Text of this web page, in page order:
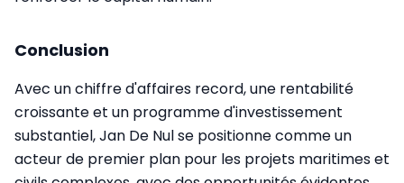
Conclusion
Avec un chiffre d'affaires record, une rentabilité
croissante et un programme d'investissement
substantiel, Jan De Nul se positionne comme un
acteur de premier plan pour les projets maritimes et